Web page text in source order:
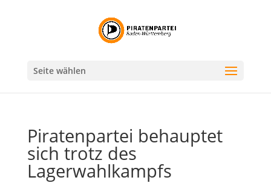
Seite wählen
Piratenpartei behauptet
sich trotz des
Lagerwahlkampfs